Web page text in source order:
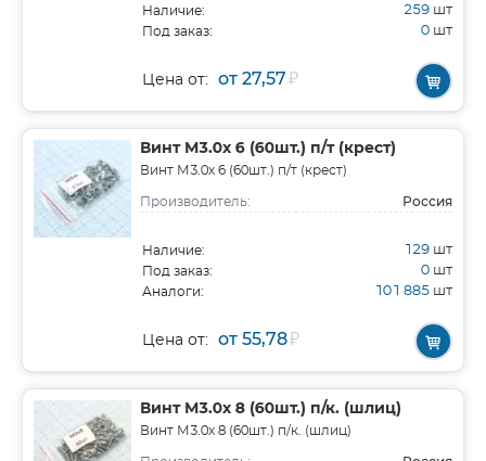
Наличие: 259 шт
Под заказ: 0 шт
Цена от: от 27,57₽
Винт М3.0х 6 (60шт.) п/т (крест)
Винт М3.0х 6 (60шт.) п/т (крест)
Производитель: Россия
Наличие: 129 шт
Под заказ: 0 шт
Аналоги: 101 885 шт
Цена от: от 55,78₽
Винт М3.0х 8 (60шт.) п/к. (шлиц)
Винт М3.0х 8 (60шт.) п/к. (шлиц)